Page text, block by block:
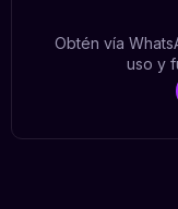
Obtén vía
uso y